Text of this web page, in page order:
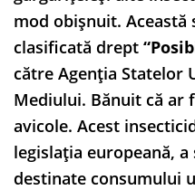
mod obișnuit. Această
clasificată drept “
către Agenția Statelor
Mediului. Bănuit că ar
avicole. Acest
legislația europeană,
destinate consumului